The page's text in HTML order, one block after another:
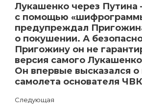
Лукашенко через Путина
с помощью
предупреждал
о покушении. А
Пригожину он не
версия самого
Он впервые высказался
самолета основателя
Следующая